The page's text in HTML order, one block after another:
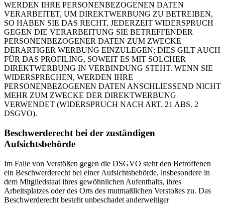
WERDEN IHRE PERSONENBEZOGENEN DATEN
VERARBEITET, UM DIREKTWERBUNG ZU BETREIBEN,
SO HABEN SIE DAS RECHT, JEDERZEIT WIDERSPRUCH
GEGEN DIE VERARBEITUNG SIE BETREFFENDER
PERSONENBEZOGENER DATEN ZUM ZWECKE
DERARTIGER WERBUNG EINZULEGEN; DIES GILT AUCH
FÜR DAS PROFILING, SOWEIT ES MIT SOLCHER
DIREKTWERBUNG IN VERBINDUNG STEHT. WENN SIE
WIDERSPRECHEN, WERDEN IHRE
PERSONENBEZOGENEN DATEN ANSCHLIESSEND NICHT
MEHR ZUM ZWECKE DER DIREKTWERBUNG
VERWENDET (WIDERSPRUCH NACH ART. 21 ABS. 2
DSGVO).
Beschwerderecht bei der zuständigen
Aufsichtsbehörde
Im Falle von Verstößen gegen die DSGVO steht den Betroffenen
ein Beschwerderecht bei einer Aufsichtsbehörde, insbesondere in
dem Mitgliedstaat ihres gewöhnlichen Aufenthalts, ihres
Arbeitsplatzes oder des Orts des mutmaßlichen Verstoßes zu. Das
Beschwerderecht besteht unbeschadet anderweitiger